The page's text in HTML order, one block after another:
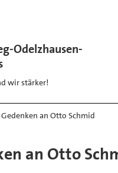
​Odelzhausen-​
wir stärker!
Gedenken an Otto Schmid
an Otto